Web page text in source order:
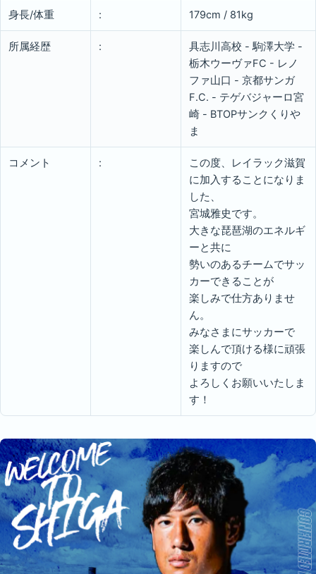
身長/体重 : 179cm / 81kg
所属経歴 :
具志川高校 - 駒澤大学 -
栃木ウーヴァFC - レノ
ファ山口 - 京都サンガ
F.C. - テゲバジャーロ宮
崎 - BTOPサンクくりや
ま
コメント :
この度、レイラック滋賀
に加入することになりま
した、
宮城雅史です。
大きな琵琶湖のエネルギ
ーと共に
勢いのあるチームでサッ
カーできることが
楽しみで仕方ありませ
ん。
みなさまにサッカーで
楽しんで頂ける様に頑張
りますので
よろしくお願いいたしま
す！